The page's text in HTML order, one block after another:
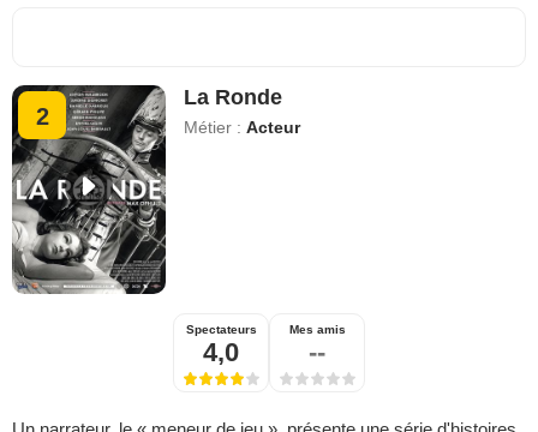
2
La Ronde
Métier :Acteur
Spectateurs
4,0
Mes amis
--